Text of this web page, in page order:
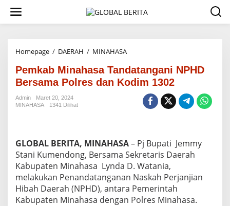
w
Homepage / DAERAH / MINAHASA
m
k
a
h
a
s
a
T
a
n
Pemkab Minahasa Tandatangani NPHD
Bersama Polres dan Kodim 1302
Admin
Maret 20, 2024
MINAHASA
1341 Dilihat
GLOBAL BERITA, MINAHASA– Pj Bupati Jemmy
Stani Kumendong, Bersama Sekretaris Daerah
Kabupaten Minahasa Lynda D. Watania,
melakukan Penandatanganan Naskah Perjanjian
Hibah Daerah (NPHD), antara Pemerintah
Kabupaten Minahasa dengan Polres Minahasa.